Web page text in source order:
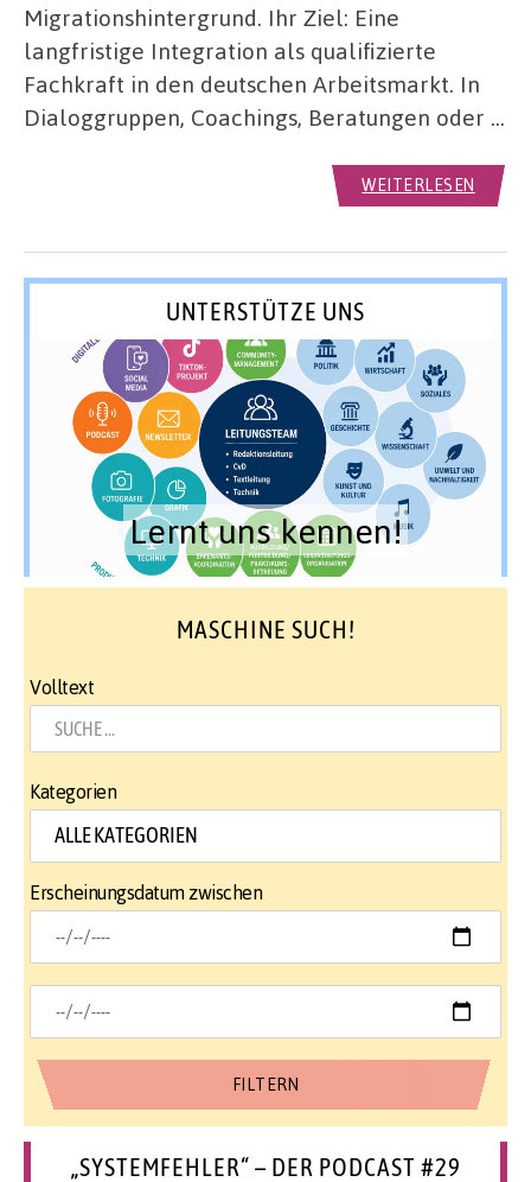
Migrationshintergrund. Ihr Ziel: Eine
langfristige Integration als qualifizierte
Fachkraft in den deutschen Arbeitsmarkt. In
Dialoggruppen, Coachings, Beratungen oder …
WEITERLESEN
UNTERSTÜTZE UNS
Lernt uns kennen!
MASCHINE SUCH!
Volltext
Kategorien
Erscheinungsdatum zwischen
„SYSTEMFEHLER“ – DER PODCAST #29